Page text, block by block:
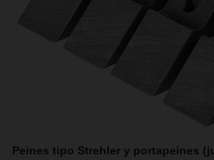
Peines tipo Strehler y portapeines